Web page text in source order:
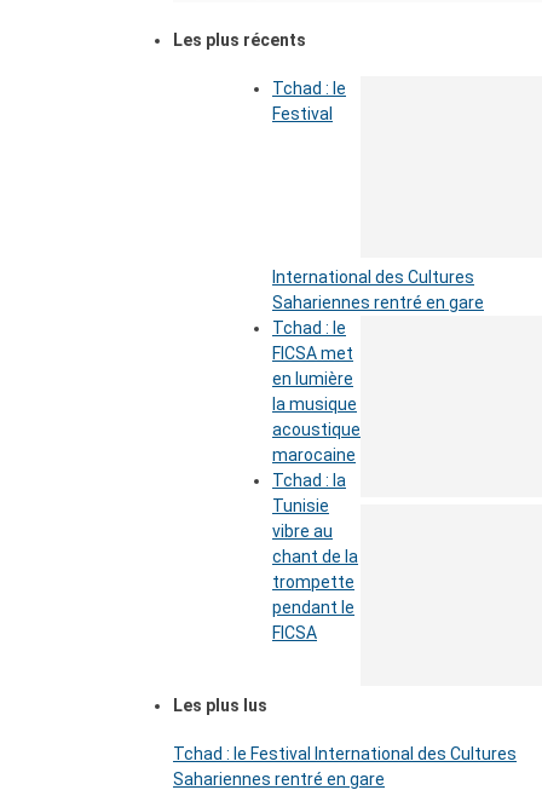
Les plus récents
Tchad : le
Festival
International des Cultures
Sahariennes rentré en gare
Tchad : le
FICSA met
en lumière
la musique
acoustique
marocaine
Tchad : la
Tunisie
vibre au
chant de la
trompette
pendant le
FICSA
Les plus lus
Tchad : le Festival International des Cultures
Sahariennes rentré en gare